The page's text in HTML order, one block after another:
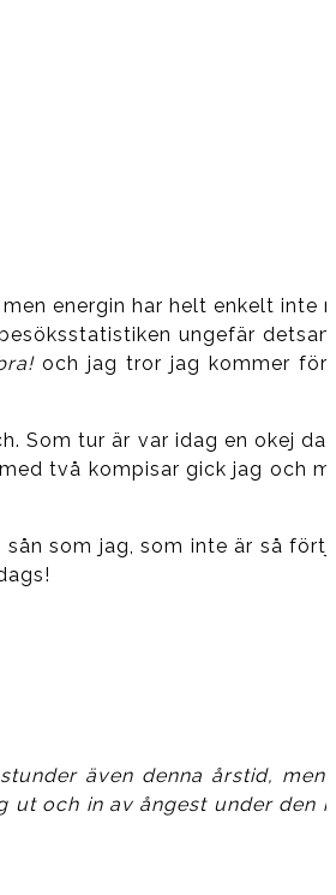
energin har helt enkelt inte
ungefär
och jag tror jag kommer
Som tur är var idag en okej
två kompisar gick jag och
som jag, som inte är så
även denna årstid,
ut och in av ångest under den